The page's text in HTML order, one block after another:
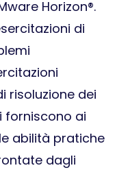
Horizon®.
di
risoluzione dei
forniscono ai
abilità pratiche
dagli